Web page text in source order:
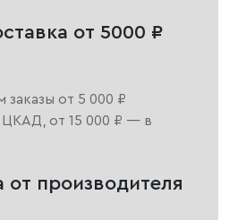
от 5000 ₽
заказы от 5 000 ₽
от 15 000 ₽ — в
производителя